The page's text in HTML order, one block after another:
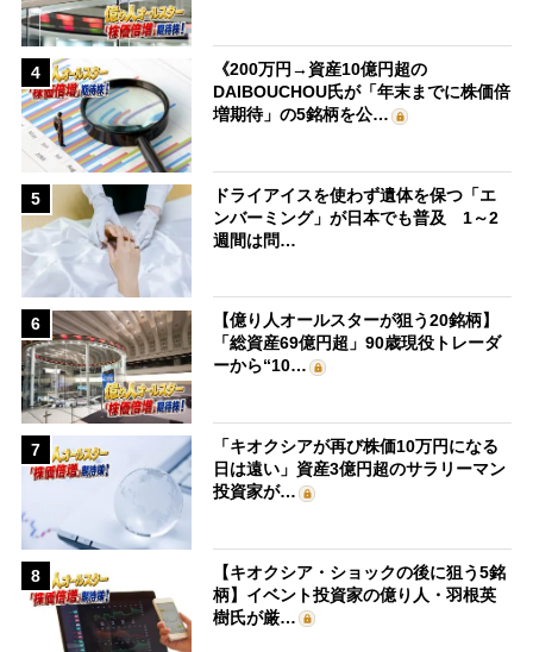
4
《200万円→資産10億円超の
DAIBOUCHOU氏が「年末までに株価倍
増期待」の5銘柄を公…
5
ドライアイスを使わず遺体を保つ「エ
ンバーミング」が日本でも普及 1～2
週間は問…
6
【億り人オールスターが狙う20銘柄】
「総資産69億円超」90歳現役トレーダ
ーから“10…
7
「キオクシアが再び株価10万円になる
日は遠い」資産3億円超のサラリーマン
投資家が…
8
【キオクシア・ショックの後に狙う5銘
柄】イベント投資家の億り人・羽根英
樹氏が厳…